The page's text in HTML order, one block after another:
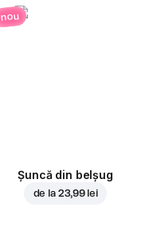
nou
Șuncă din belșug
de la 23,99 lei